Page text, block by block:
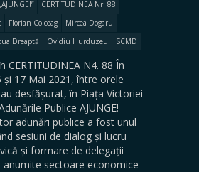
CERTITUDINEA Nr. 88
Florian Colceag
Mircea Dogaru
Dreaptă Ovidiu Hurduzeu SCMD
CERTITUDINEA N4. 88 În
și 17 Mai 2021, între orele
desfășurat, în Piața Victoriei
Publice AJUNGE!
adunări publice a fost unul
sesiuni de dialog și lucru
și formare de delegații
anumite sectoare economice